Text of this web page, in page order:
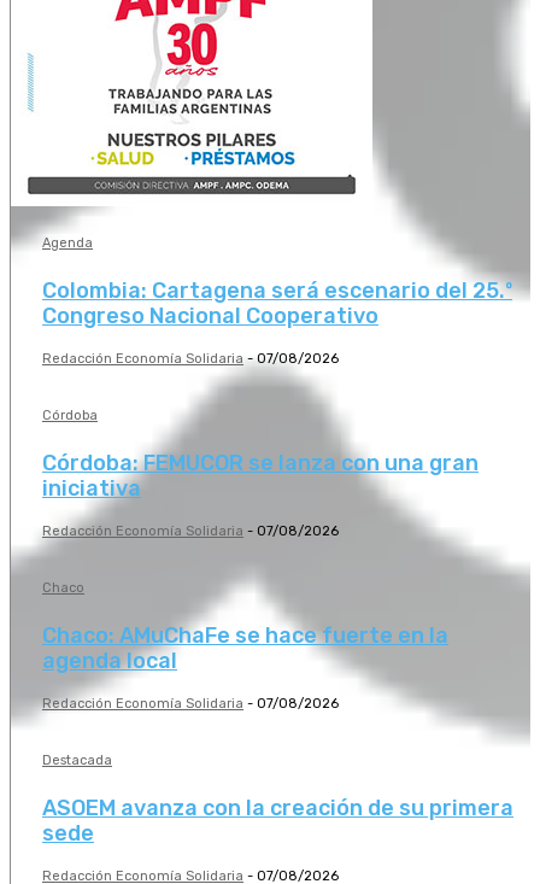
Agenda
Colombia: Cartagena será escenario del 25.º
Congreso Nacional Cooperativo
Redacción Economía Solidaria - 07/08/2026
Córdoba
Córdoba: FEMUCOR se lanza con una gran
iniciativa
Redacción Economía Solidaria - 07/08/2026
Chaco
Chaco: AMuChaFe se hace fuerte en la
agenda local
Redacción Economía Solidaria - 07/08/2026
Destacada
ASOEM avanza con la creación de su primera
sede
Redacción Economía Solidaria - 07/08/2026